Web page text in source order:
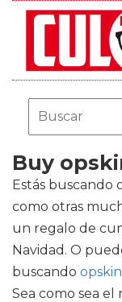
Buy
Estás buscando
como otras
un regalo de
Navidad. O
buscando
Sea como sea